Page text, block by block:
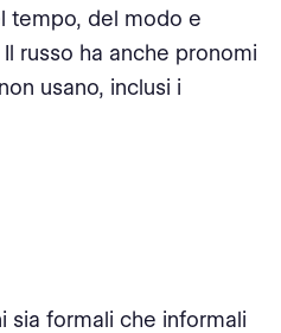
tempo, del modo e
russo ha anche pronomi
usano, inclusi i
sia formali che informali